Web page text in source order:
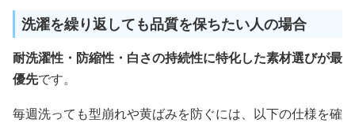
洗濯を繰り返しても品質を保ちたい人の場合
耐洗濯性・防縮性・白さの持続性に特化した素材選びが最
優先です。
毎週洗っても型崩れや黄ばみを防ぐには、以下の仕様を確